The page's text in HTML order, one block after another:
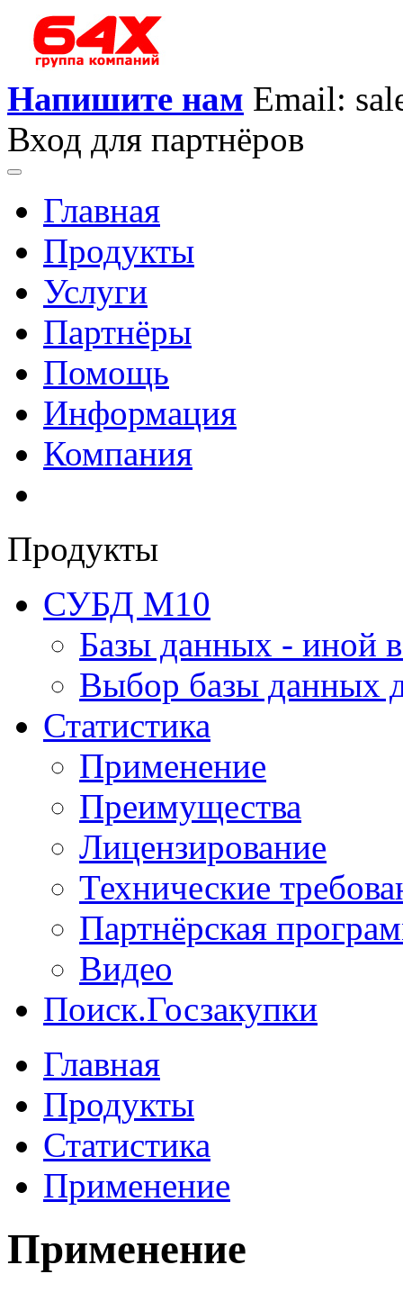
Напишите нам Email:
Вход для партнёров
Главная
Продукты
Услуги
Партнёры
Помощь
Информация
Компания
Продукты
СУБД М10
Базы данных - иной
Выбор базы данных
Статистика
Применение
Преимущества
Лицензирование
Технические
Партнёрская
Видео
Поиск.Госзакупки
Главная
Продукты
Статистика
Применение
Применение